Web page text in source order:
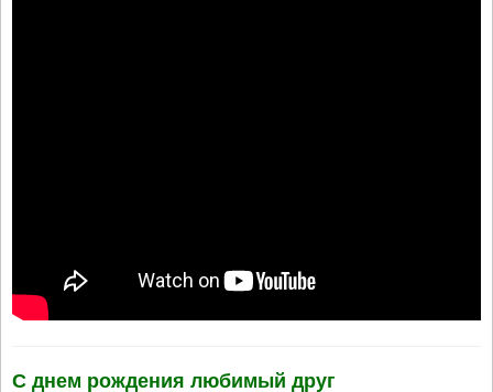
С днем рождения любимый друг